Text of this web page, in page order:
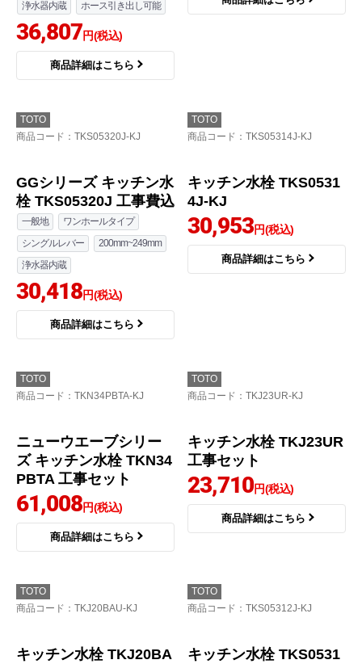
浄水器内蔵 ホース引き出し可能
36,807円(税込)
商品詳細はこちら
TOTO
商品コード ：TKS05320J-KJ
GGシリーズ キッチン水
栓 TKS05320J 工事費込
一般地
ワンホールタイプ
シングルレバー
200mm~249mm
浄水器内蔵
30,418円(税込)
商品詳細はこちら
TOTO
商品コード ：TKS05314J-KJ
キッチン水栓 TKS0531
4J-KJ
30,953円(税込)
商品詳細はこちら
TOTO
商品コード ：TKN34PBTA-KJ
ニューウエーブシリー
ズ キッチン水栓 TKN34
PBTA 工事セット
61,008円(税込)
商品詳細はこちら
TOTO
商品コード ：TKJ23UR-KJ
キッチン水栓 TKJ23UR
工事セット
23,710円(税込)
商品詳細はこちら
TOTO
商品コード ：TKJ20BAU-KJ
キッチン水栓 TKJ20BA
TOTO
商品コード ：TKS05312J-KJ
キッチン水栓 TKS0531